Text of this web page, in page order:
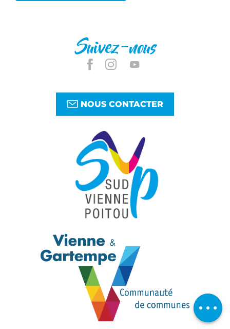
Suivez-nous
NOUS CONTACTER